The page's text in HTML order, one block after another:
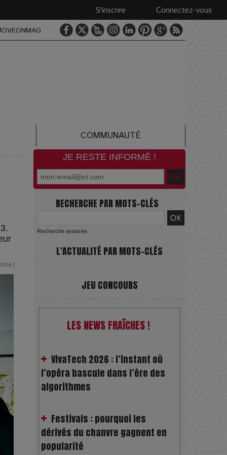
Connectez-vous
S'inscrire
COMMUNAUTÉ
JE RESTE INFORMÉ !
RECHERCHE PAR MOTS-CLÉS
Recherche avancée
L'ACTUALITÉ PAR MOTS-CLÉS
JEU CONCOURS
LES NEWS FRAÎCHES !
VivaTech 2026 : l’instant où
l’opéra bascule dans l’ère des
Festivals : pourquoi les
dérivés du chanvre gagnent en
Les Rayons et les Ombres :
Jusqu’où peut-on fermer les yeux